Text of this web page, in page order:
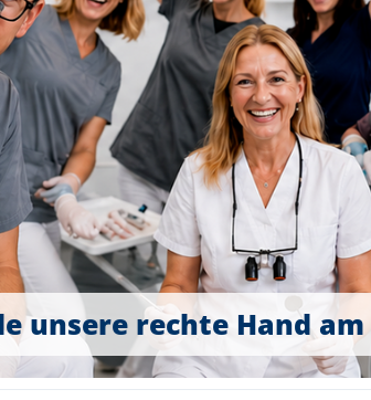
unsere rechte Hand